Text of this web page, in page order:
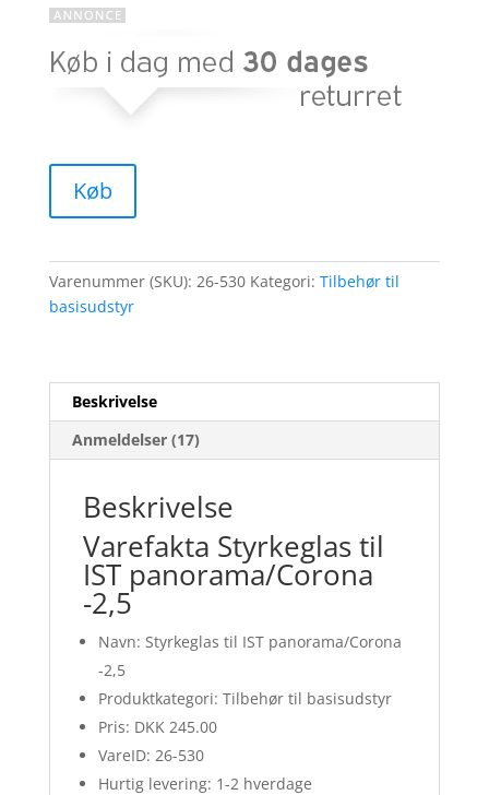
Køb
Varenummer (SKU): 26-530 Kategori: Tilbehør til
basisudstyr
Beskrivelse
Anmeldelser (17)
Beskrivelse
Varefakta Styrkeglas til
IST panorama/Corona
-2,5
Navn: Styrkeglas til IST panorama/Corona
-2,5
Produktkategori: Tilbehør til basisudstyr
Pris: DKK 245.00
VareID: 26-530
Hurtig levering: 1-2 hverdage